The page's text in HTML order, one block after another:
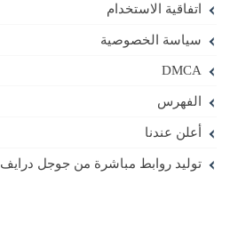
اتفاقية الاستخدام
سياسة الخصوصية
DMCA
الفهرس
أعلن عندنا
توليد روابط مباشرة من جوجل درايف